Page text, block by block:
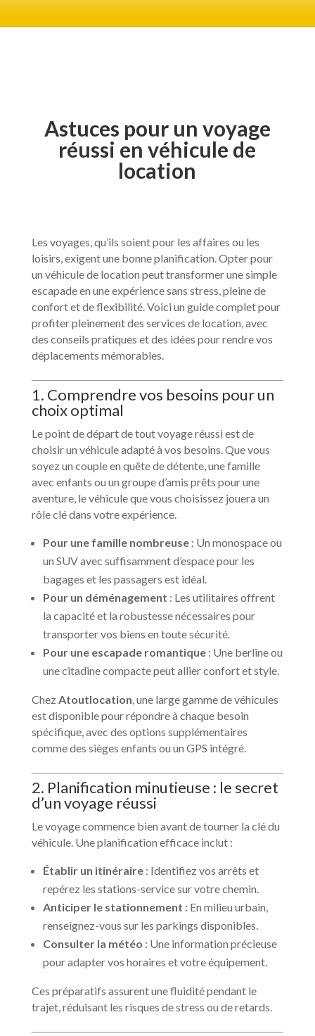
Astuces pour un voyage
réussi en véhicule de
location
Les voyages, qu’ils soient pour les affaires ou les
loisirs, exigent une bonne planification. Opter pour
un véhicule de location peut transformer une simple
escapade en une expérience sans stress, pleine de
confort et de flexibilité. Voici un guide complet pour
profiter pleinement des services de location, avec
des conseils pratiques et des idées pour rendre vos
déplacements mémorables.
1. Comprendre vos besoins pour un
choix optimal
Le point de départ de tout voyage réussi est de
choisir un véhicule adapté à vos besoins. Que vous
soyez un couple en quête de détente, une famille
avec enfants ou un groupe d’amis prêts pour une
aventure, le véhicule que vous choisissez jouera un
rôle clé dans votre expérience.
Pour une famille nombreuse: Un monospace ou
un SUV avec suffisamment d’espace pour les
bagages et les passagers est idéal.
Pour un déménagement : Les utilitaires offrent
la capacité et la robustesse nécessaires pour
transporter vos biens en toute sécurité.
Pour une escapade romantique: Une berline ou
une citadine compacte peut allier confort et style.
ChezAtoutlocation, une large gamme de véhicules
est disponible pour répondre à chaque besoin
spécifique, avec des options supplémentaires
comme des sièges enfants ou un GPS intégré.
2. Planification minutieuse : le secret
d’un voyage réussi
Le voyage commence bien avant de tourner la clé du
véhicule. Une planification efficace inclut :
Établir un itinéraire: Identifiez vos arrêts et
repérez les stations-service sur votre chemin.
Anticiper le stationnement : En milieu urbain,
renseignez-vous sur les parkings disponibles.
Consulter la météo : Une information précieuse
pour adapter vos horaires et votre équipement.
Ces préparatifs assurent une fluidité pendant le
trajet, réduisant les risques de stress ou de retards.